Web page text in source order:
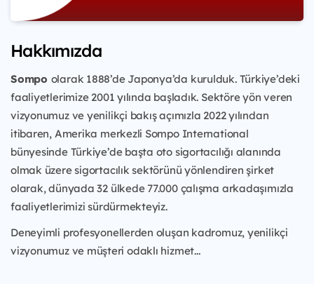
Hakkımızda
Sompo olarak 1888’de Japonya’da kurulduk. Türkiye’deki
faaliyetlerimize 2001 yılında başladık. Sektöre yön veren
vizyonumuz ve yenilikçi bakış açımızla 2022 yılından
itibaren, Amerika merkezli Sompo International
bünyesinde Türkiye’de başta oto sigortacılığı alanında
olmak üzere sigortacılık sektörünü yönlendiren şirket
olarak, dünyada 32 ülkede 77.000 çalışma arkadaşımızla
faaliyetlerimizi sürdürmekteyiz.
Deneyimli profesyonellerden oluşan kadromuz, yenilikçi
vizyonumuz ve müşteri odaklı hizmet...